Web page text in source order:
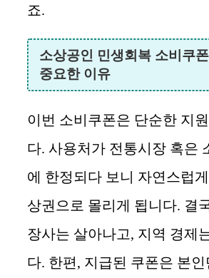
죠.
소상공인 민생회복 소비쿠
중요한 이유
이번 소비쿠폰은 단순한 지
다. 사용처가 전통시장 혹은
에 한정되다 보니 자연스럽
상권으로 몰리게 됩니다. 결
장사는 살아나고, 지역 경제
다. 한편, 지급된 쿠폰은 본